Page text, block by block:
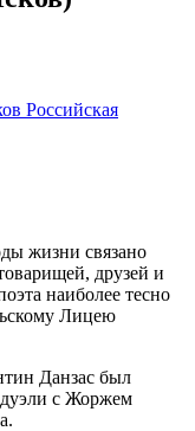
Российская
жизни связано
друзей и
наиболее тесно
Лицею
Данзас был
с Жоржем